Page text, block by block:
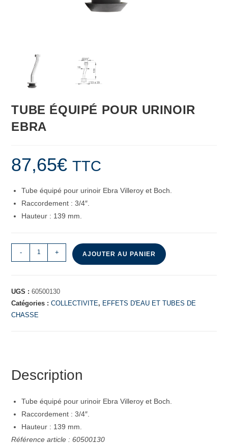
TUBE ÉQUIPÉ POUR URINOIR
EBRA
87,65€ TTC
Tube équipé pour urinoir Ebra Villeroy et Boch.
Raccordement : 3/4″.
Hauteur : 139 mm.
- + AJOUTER AU PANIER
UGS :60500130
Catégories :COLLECTIVITE, EFFETS D'EAU ET TUBES DE
CHASSE
Description
Tube équipé pour urinoir Ebra Villeroy et Boch.
Raccordement : 3/4″.
Hauteur : 139 mm.
Référence article : 60500130